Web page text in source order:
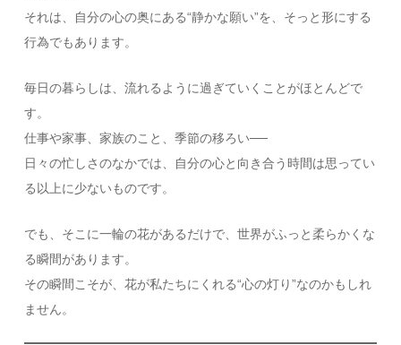
それは、自分の心の奥にある“静かな願い”を、そっと形にする
行為でもあります。
毎日の暮らしは、流れるように過ぎていくことがほとんどで
す。
仕事や家事、家族のこと、季節の移ろい──
日々の忙しさのなかでは、自分の心と向き合う時間は思ってい
る以上に少ないものです。
でも、そこに一輪の花があるだけで、世界がふっと柔らかくな
る瞬間があります。
その瞬間こそが、花が私たちにくれる“心の灯り”なのかもしれ
ません。